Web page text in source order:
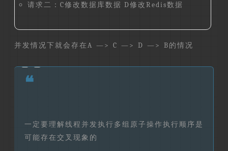
请求二：C修改数据库数据 D修改Redis数据
并发情况下就会存在A —> C —> D —> B的情况
❝
一定要理解线程并发执行多组原子操作执行顺序是
可能存在交叉现象的